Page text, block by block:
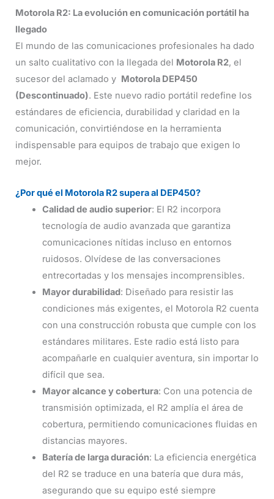
Motorola R2: La evolución en comunicación portátil ha
llegado
El mundo de las comunicaciones profesionales ha dado
un salto cualitativo con la llegada del Motorola R2, el
sucesor del aclamado y Motorola DEP450
(Descontinuado). Este nuevo radio portátil redefine los
estándares de eficiencia, durabilidad y claridad en la
comunicación, convirtiéndose en la herramienta
indispensable para equipos de trabajo que exigen lo
mejor.
¿Por qué el Motorola R2 supera al DEP450?
Calidad de audio superior: El R2 incorpora
tecnología de audio avanzada que garantiza
comunicaciones nítidas incluso en entornos
ruidosos. Olvídese de las conversaciones
entrecortadas y los mensajes incomprensibles.
Mayor durabilidad: Diseñado para resistir las
condiciones más exigentes, el Motorola R2 cuenta
con una construcción robusta que cumple con los
estándares militares. Este radio está listo para
acompañarle en cualquier aventura, sin importar lo
difícil que sea.
Mayor alcance y cobertura: Con una potencia de
transmisión optimizada, el R2 amplía el área de
cobertura, permitiendo comunicaciones fluidas en
distancias mayores.
Batería de larga duración: La eficiencia energética
del R2 se traduce en una batería que dura más,
asegurando que su equipo esté siempre